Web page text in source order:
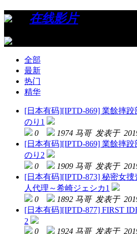
在线影片
全部
最新
热门
精华
[日本有码][IPTD-869] 業餘摔
のり1
0
1974 马哥 发表于
[日本有码][IPTD-869] 業餘摔
のり2
0
1909 马哥 发表于
[日本有码][IPTD-873] 秘密女
人代理～希崎ジェシカ1
0
1892 马哥 发表于
[日本有码][IPTD-877] FIRST
2
0
1924 马哥 发表于